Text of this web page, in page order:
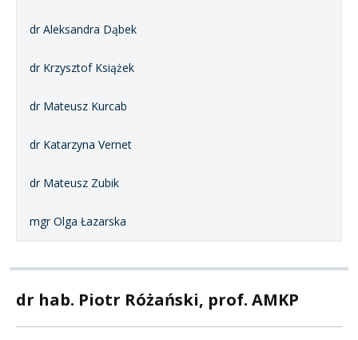
dr Aleksandra Dąbek
dr Krzysztof Książek
dr Mateusz Kurcab
dr Katarzyna Vernet
dr Mateusz Zubik
mgr Olga Łazarska
dr hab. Piotr Różański, prof. AMKP